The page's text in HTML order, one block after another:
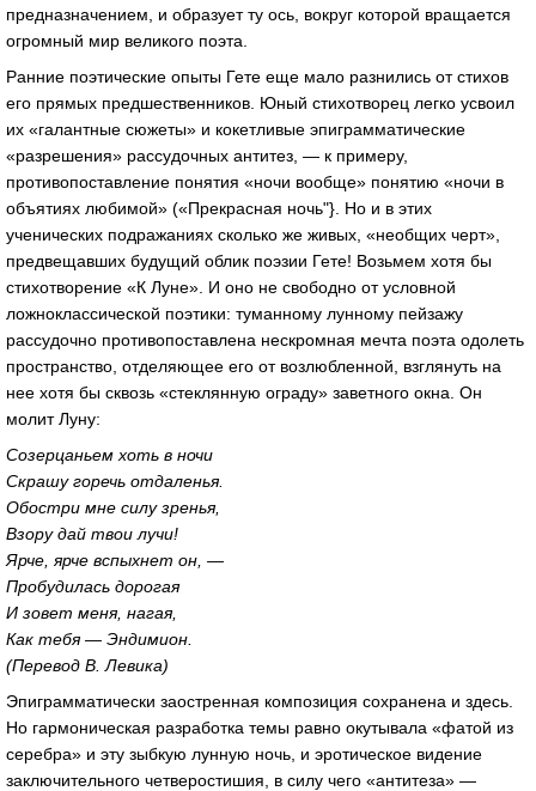
предназначением, и образует ту ось, вокруг которой вращается
огромный мир великого поэта.
Ранние поэтические опыты Гете еще мало разнились от стихов
его прямых предшественников. Юный стихотворец легко усвоил
их «галантные сюжеты» и кокетливые эпиграмматические
«разрешения» рассудочных антитез, — к примеру,
противопоставление понятия «ночи вообще» понятию «ночи в
объятиях любимой» («Прекрасная ночь"}. Но и в этих
ученических подражаниях сколько же живых, «необщих черт»,
предвещавших будущий облик поэзии Гете! Возьмем хотя бы
стихотворение «К Луне». И оно не свободно от условной
ложноклассической поэтики: туманному лунному пейзажу
рассудочно противопоставлена нескромная мечта поэта одолеть
пространство, отделяющее его от возлюбленной, взглянуть на
нее хотя бы сквозь «стеклянную ограду» заветного окна. Он
молит Луну:
Созерцаньем хоть в ночи
Скрашу горечь отдаленья.
Обостри мне силу зренья,
Взору дай твои лучи!
Ярче, ярче вспыхнет он, —
Пробудилась дорогая
И зовет меня, нагая,
Как тебя — Эндимион.
(Перевод В. Левика)
Эпиграмматически заостренная композиция сохранена и здесь.
Но гармоническая разработка темы равно окутывала «фатой из
серебра» и эту зыбкую лунную ночь, и эротическое видение
заключительного четверостишия, в силу чего «антитеза» —